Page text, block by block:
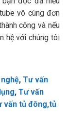
vô cùng đơn
công và nếu
hệ với chúng tôi
, Tư vấn
, Tư vấn
vấn tủ đông,tủ